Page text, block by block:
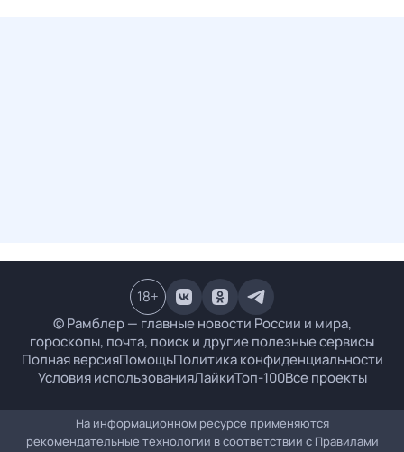
© Рамблер — главные новости России и мира,
гороскопы, почта, поиск и другие полезные сервисы
Полная версияПомощьПолитика конфиденциальности
Условия использованияЛайкиТоп-100Все проекты
18+
На информационном ресурсе применяются
рекомендательные технологии в соответствии с Правилами